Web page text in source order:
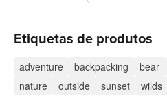
Etiquetas de produtos
adventure backpacking bear
nature
outside sunset wilds